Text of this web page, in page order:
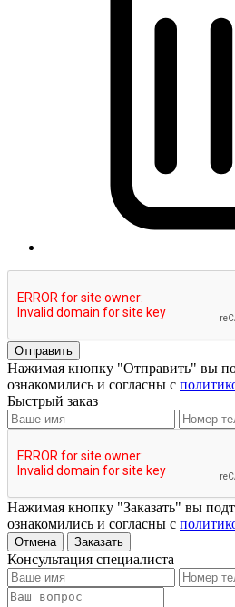
Отправить
Нажимая кнопку "Отправить" вы
ознакомились и согласны с
Быстрый заказ
Нажимая кнопку "Заказать" вы
ознакомились и согласны с
Отмена Заказать
Консультация специалиста